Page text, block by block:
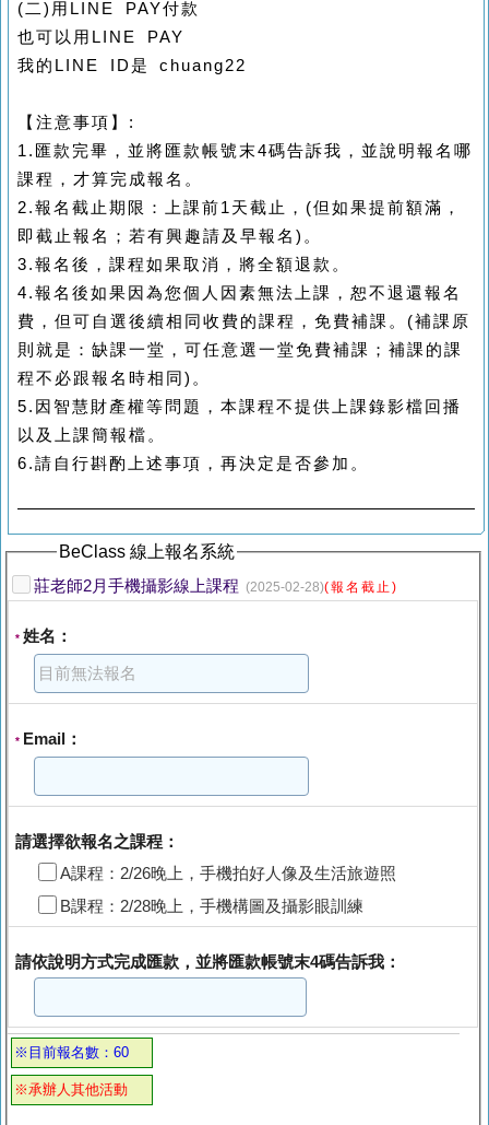
( 二 ) 用 LINE PAY付款
也可以用 LINE PAY
我的 LINE ID是 chuang22
【注意事項】 :
1. 匯款完畢，並將匯款帳號末4碼告訴我，並說明報名哪
課程，才算完成報名。
2.報名截止期限：上課前1 天截止， (但如果提前額滿，
即截止報名；若有興趣請及早報名 ) 。
3.報名後，課程如果取消，將全額退款。
4.報名後如果因為您個人因素無法上課，恕不退還報名
費，但可自選後續相同收費的課程，免費補課。 (補課原
則就是：缺課一堂，可任意選一堂免費補課；補課的課
程不必跟報名時相同 ) 。
5. 因智慧財產權等問題，本課程不提供上課錄影檔回播
以及上課簡報檔。
6.請自行斟酌上述事項，再決定是否參加。
BeClass 線上報名系統
莊老師2月手機攝影線上課程 (2025-02-28)(報名截止)
* 姓名：
* Email：
請選擇欲報名之課程：
A課程：2/26晚上，手機拍好人像及生活旅遊照
B課程：2/28晚上，手機構圖及攝影眼訓練
請依說明方式完成匯款，並將匯款帳號末4碼告訴我：
※目前報名數：60
※承辦人其他活動